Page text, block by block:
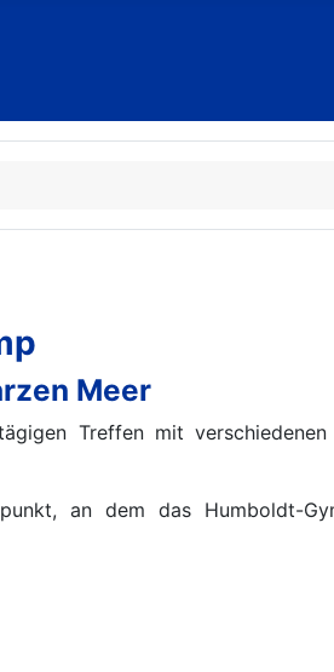
Meer
Treffen mit verschiedenen
an dem das Humboldt-